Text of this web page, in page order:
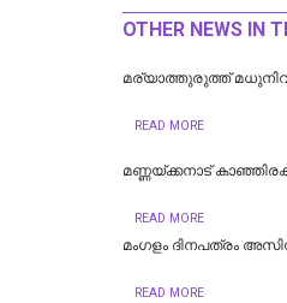
OTHER NEWS IN
മര്യാത്തുരുത്ത്
READ MORE
മണ്ണയ്ക്കനാട്
READ MORE
മംഗളം ദിനപത്രം
READ MORE